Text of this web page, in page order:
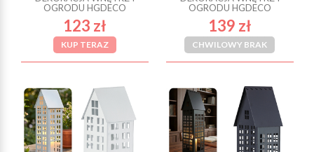
OGRODU HGDECO
123 zł
KUP TERAZ
OGRODU HGDECO
139 zł
CHWILOWY BRAK